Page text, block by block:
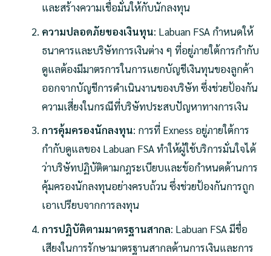
และสร้างความเชื่อมั่นให้กับนักลงทุน
ความปลอดภัยของเงินทุน: Labuan FSA กำหนดให้
ธนาคารและบริษัทการเงินต่าง ๆ ที่อยู่ภายใต้การกำกับ
ดูแลต้องมีมาตรการในการแยกบัญชีเงินทุนของลูกค้า
ออกจากบัญชีการดำเนินงานของบริษัท ซึ่งช่วยป้องกัน
ความเสี่ยงในกรณีที่บริษัทประสบปัญหาทางการเงิน
การคุ้มครองนักลงทุน: การที่ Exness อยู่ภายใต้การ
กำกับดูแลของ Labuan FSA ทำให้ผู้ใช้บริการมั่นใจได้
ว่าบริษัทปฏิบัติตามกฎระเบียบและข้อกำหนดด้านการ
คุ้มครองนักลงทุนอย่างครบถ้วน ซึ่งช่วยป้องกันการถูก
เอาเปรียบจากการลงทุน
การปฏิบัติตามมาตรฐานสากล: Labuan FSA มีชื่อ
เสียงในการรักษามาตรฐานสากลด้านการเงินและการ